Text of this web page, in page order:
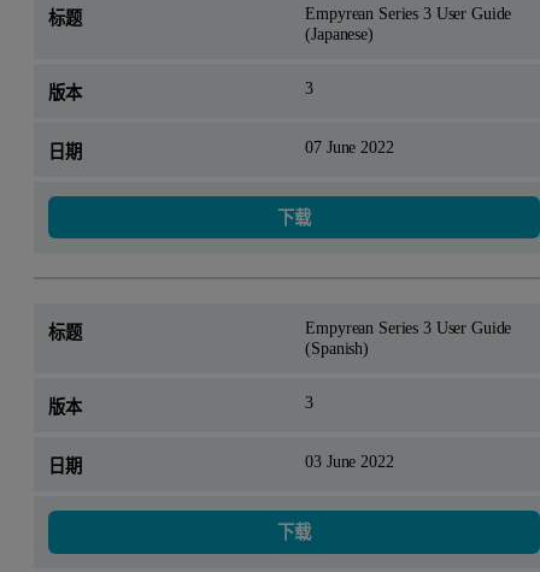
Empyrean Series 3 User Guide
(Japanese)
3
07 June 2022
下载
Empyrean Series 3 User Guide
(Spanish)
3
03 June 2022
下载